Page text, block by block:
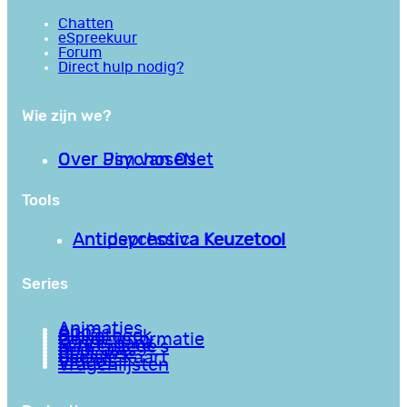
Chatten
eSpreekuur
Forum
Direct hulp nodig?
Wie zijn we?
Over PsychoseNet
Over Jim van Os
Tools
Antipsychotica Keuzetool
Antidepressiva Keuzetool
Series
Animaties
Apps
Bibliotheek
Goede informatie
Kennisbank
Mini college’s
Podcasts
Reviews
Sociale Kaart
Video’s
Vragenlijsten